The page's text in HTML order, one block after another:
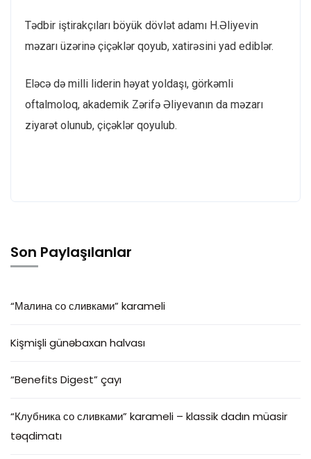
Tədbir iştirakçıları böyük dövlət adamı H.Əliyevin
məzarı üzərinə çiçəklər qoyub, xatirəsini yad ediblər.
Eləcə də milli liderin həyat yoldaşı, görkəmli
oftalmoloq, akademik Zərifə Əliyevanın da məzarı
ziyarət olunub, çiçəklər qoyulub.
Son Paylaşılanlar
“Малина со сливками” karameli
Kişmişli günəbaxan halvası
“Benefits Digest” çayı
“Клубника со сливками” karameli – klassik dadın müasir
təqdimatı